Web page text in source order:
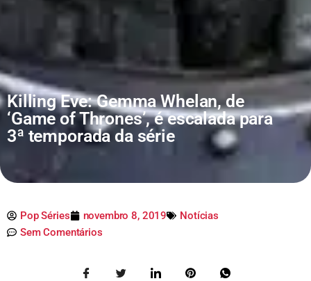
Killing Eve: Gemma Whelan, de
‘Game of Thrones’, é escalada para
3ª temporada da série
Pop Séries novembro 8, 2019
Notícias
Sem Comentários